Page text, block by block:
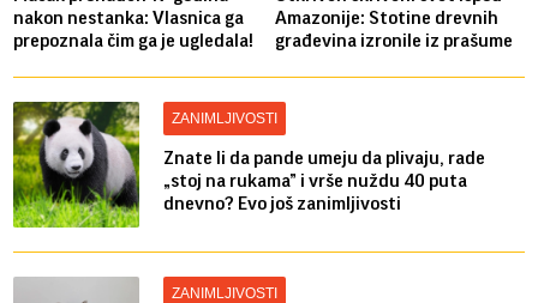
nakon nestanka: Vlasnica ga
prepoznala čim ga je ugledala!
Amazonije: Stotine drevnih
građevina izronile iz prašume
ZANIMLJIVOSTI
Znate li da pande umeju da plivaju, rade
„stoj na rukama” i vrše nuždu 40 puta
dnevno? Evo još zanimljivosti
ZANIMLJIVOSTI